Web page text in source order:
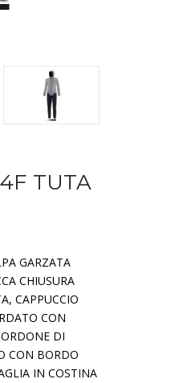
TUTA
GARZATA
CHIUSURA
CAPPUCCIO
CON
DI
CON BORDO
IN COSTINA